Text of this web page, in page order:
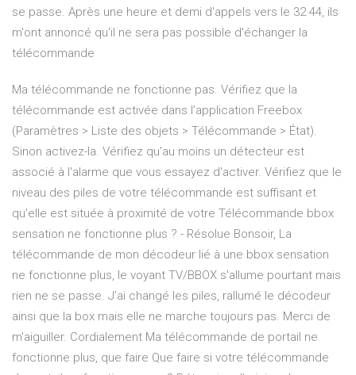
se passe. Après une heure et demi d'appels vers le 32 44, ils
m'ont annoncé qu'il ne sera pas possible d'échanger la
télécommande
Ma télécommande ne fonctionne pas. Vérifiez que la
télécommande est activée dans l’application Freebox
(Paramètres > Liste des objets > Télécommande > État).
Sinon activez-la. Vérifiez qu'au moins un détecteur est
associé à l'alarme que vous essayez d'activer. Vérifiez que le
niveau des piles de votre télécommande est suffisant et
qu’elle est située à proximité de votre Télécommande bbox
sensation ne fonctionne plus ? - Résolue Bonsoir, La
télécommande de mon décodeur lié à une bbox sensation
ne fonctionne plus, le voyant TV/BBOX s'allume pourtant mais
rien ne se passe. J'ai changé les piles, rallumé le décodeur
ainsi que la box mais elle ne marche toujours pas. Merci de
m'aiguiller. Cordialement Ma télécommande de portail ne
fonctionne plus, que faire Que faire si votre télécommande